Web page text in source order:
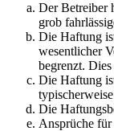
Der Betreiber
grob
Die Haftung
wesentlicher
begrenzt.
Die Haftung
Die
Ansprüche